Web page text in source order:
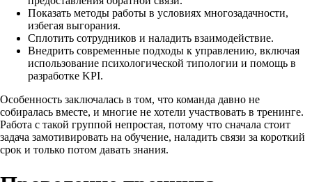
Показать методы работы в условиях многозадачности,
избегая выгорания.
Сплотить сотрудников и наладить взаимодействие.
Внедрить современные подходы к управлению, включая
использование психологической типологии и помощь в
разработке KPI.
Особенность заключалась в том, что команда давно не
собиралась вместе, и многие не хотели участвовать в тренинге.
Работа с такой группой непростая, потому что сначала стоит
задача замотивировать на обучение, наладить связи за короткий
срок и только потом давать знания.